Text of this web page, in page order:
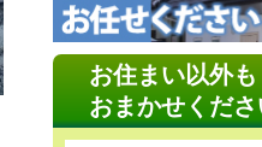
お住まい以外も
おまかせくださ